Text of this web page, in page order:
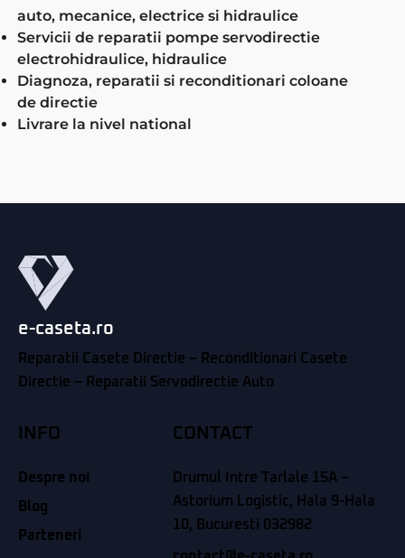
auto, mecanice, electrice si hidraulice
Servicii de reparatii pompe servodirectie
electrohidraulice, hidraulice
Diagnoza, reparatii si reconditionari coloane
de directie
Livrare la nivel national
e-caseta.ro
Reparatii Casete Directie – Reconditionari Casete
Directie – Reparatii Servodirectie Auto
INFO
Despre noi
Blog
Parteneri
CONTACT
Drumul Intre Tarlale 15A –
Astorium Logistic, Hala 9-Hala
10, Bucuresti 032982